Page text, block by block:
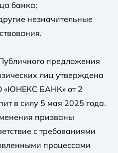
банка;
незначительные
предложения
лиц утверждена
«ЮНЕКС БАНК» от 2
в силу 5 мая 2025 года.
призваны
с требованиями
процессами